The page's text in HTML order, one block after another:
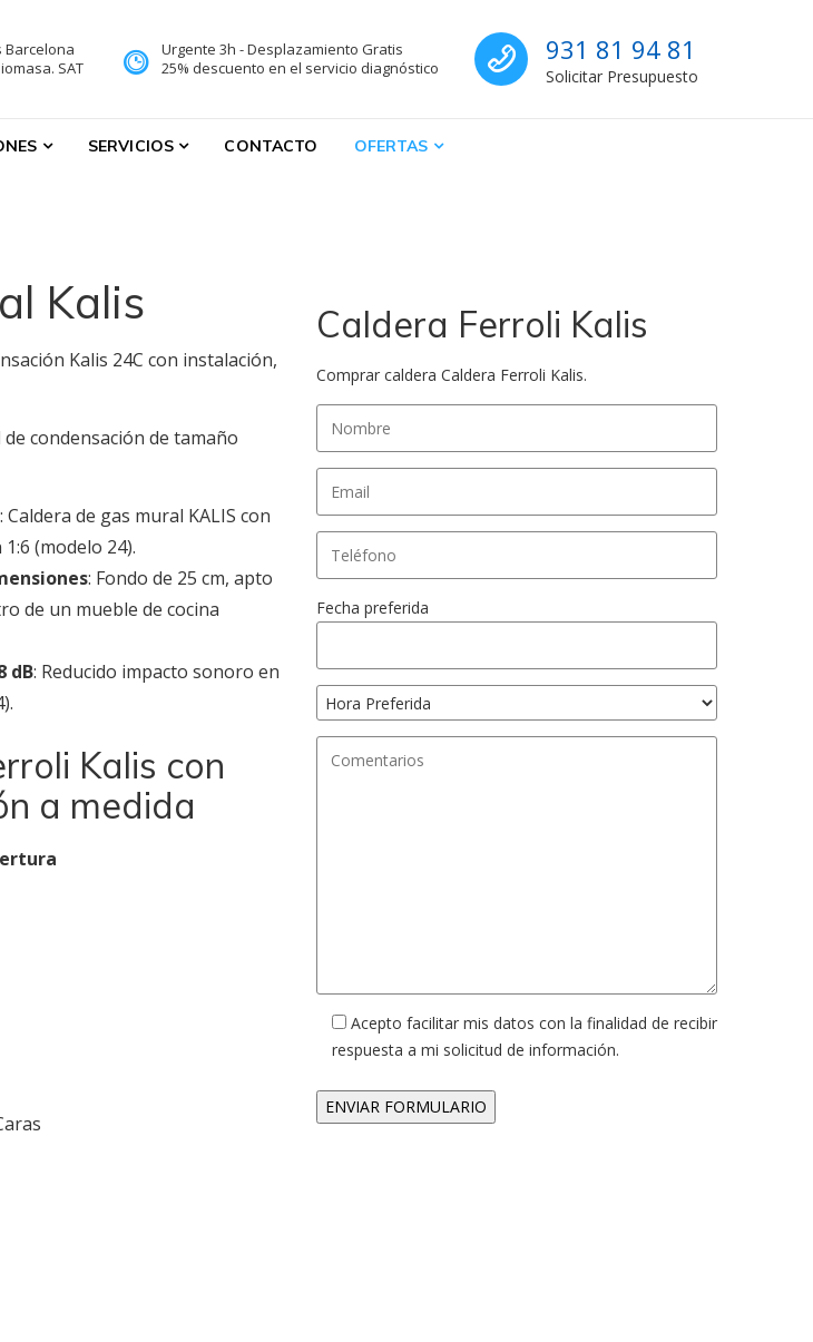
reparaciones
SERVICIOS CONTACTO OFERTAS
Sat calderas
931 81 94 81
Solicitar Presupuesto
Urgente 3h - Desplazamiento Gratis
25% descuento en el servicio diagnóstico
Barcelona
SAT
Kalis
Kalis 24C con instalación,
condensación de tamaño
: Caldera de gas mural KALIS con
(modelo 24).
: Fondo de 25 cm, apto
de un mueble de cocina
dB: Reducido impacto sonoro en
Kalis con
a medida
Caldera Ferroli Kalis
Comprar caldera Caldera Ferroli Kalis.
Fecha preferida
Acepto facilitar mis datos con la finalidad de recibir
respuesta a mi solicitud de información.